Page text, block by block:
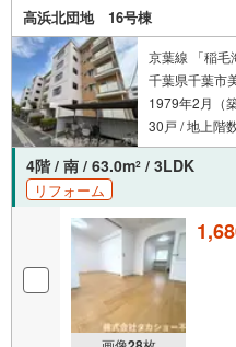
りお待ちしております！
高浜北団地 16号棟
京葉線 「稲毛
千葉県千葉市
1979年2月（
30戸 / 地上階
4階 / 南 / 63.0m2 / 3LDK
リフォーム